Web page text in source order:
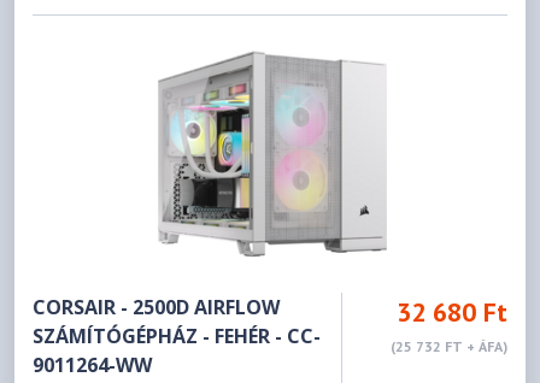
CORSAIR - 2500D AIRFLOW
SZÁMÍTÓGÉPHÁZ - FEHÉR - CC-
9011264-WW
32 680 Ft
(25 732 FT + ÁFA)